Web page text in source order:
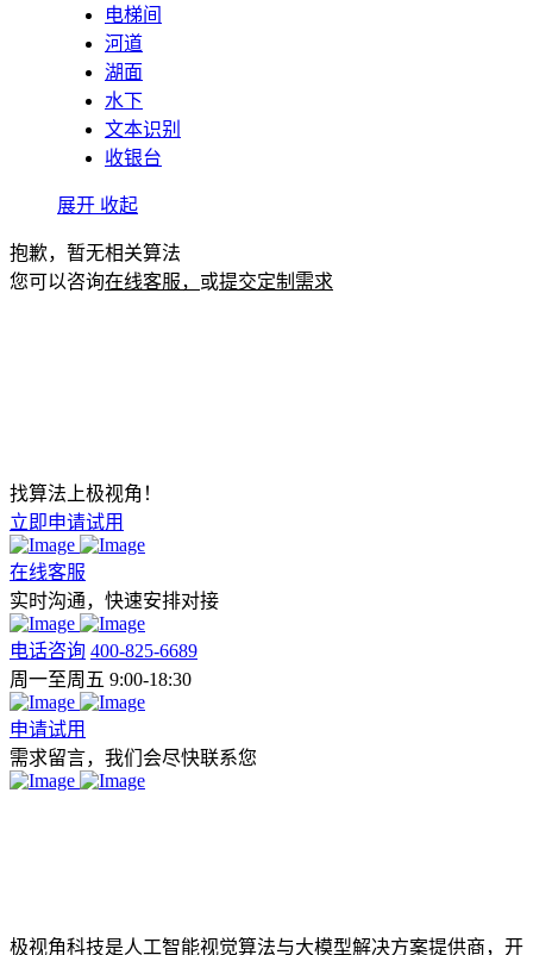
电梯间
河道
湖面
水下
文本识别
收银台
展开 收起
抱歉，暂无相关算法
您可以咨询在线客服， 或提交定制需求
找算法上极视角！
立即申请试用
在线客服
实时沟通，快速安排对接
电话咨询 400-825-6689
周一至周五 9:00-18:30
申请试用
需求留言，我们会尽快联系您
极视角科技是人工智能视觉算法与大模型解决方案提供商，开